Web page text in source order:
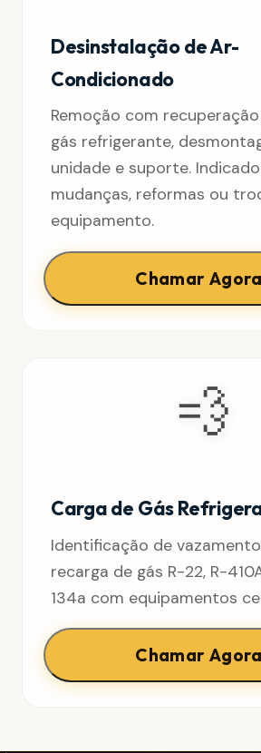
Desinstalação de Ar-
Condicionado
Remoção com
gás refrigerante,
unidade e suporte.
mudanças, reformas ou
equipamento.
Chamar Agora
💨
Carga de Gás
Identificação de
recarga de gás R-22, R-
134a com equipamentos
Chamar Agora